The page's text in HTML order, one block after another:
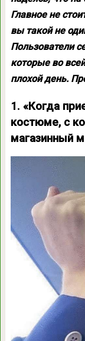
Главное не
вы такой не
Пользователи
которые во
плохой день.
1. «Когда
костюме, с
магазинный